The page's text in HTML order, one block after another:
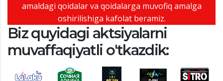
amaldagi qoidalar va qoidalarga muvofiq amalga
oshirilishiga kafolat beramiz.
Biz quyidagi aktsiyalarni
muvaffaqiyatli o'tkazdik: